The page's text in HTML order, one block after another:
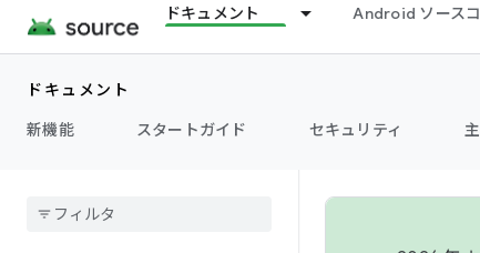
ドキュメント Android ソース
ドキュメント
新機能
スタートガイド セキュリティ